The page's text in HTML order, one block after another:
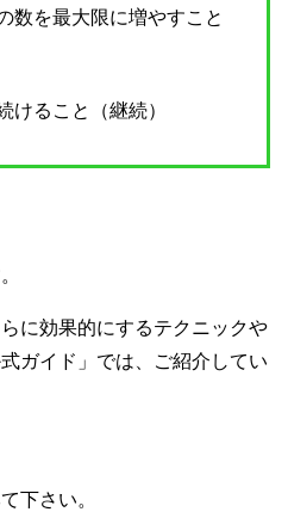
数を最大限に増やすこと
けること（継続）
に効果的にするテクニックや
ガイド」では、ご紹介してい
下さい。